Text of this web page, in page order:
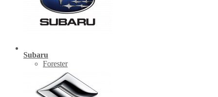
Subaru
Forester